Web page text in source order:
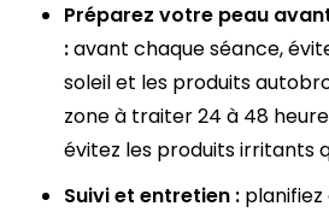
Préparez votre peau
:avant chaque séance,
soleil et les produits
zone à traiter 24 à 48
évitez les produits irritants
Suivi et entretien : planifiez